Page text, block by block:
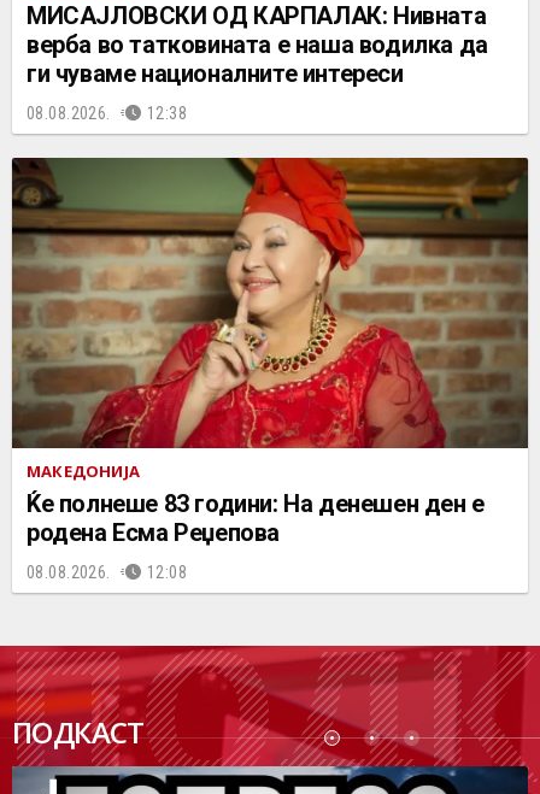
МИСАЈЛОВСКИ ОД КАРПАЛАК: Нивната
верба во татковината е наша водилка да
ги чуваме националните интереси
08.08.2026. 12:38
МАКЕДОНИЈА
Ќе полнеше 83 години: На денешен ден е
родена Есма Реџепова
08.08.2026. 12:08
ПОДКАСТ
ПОДК